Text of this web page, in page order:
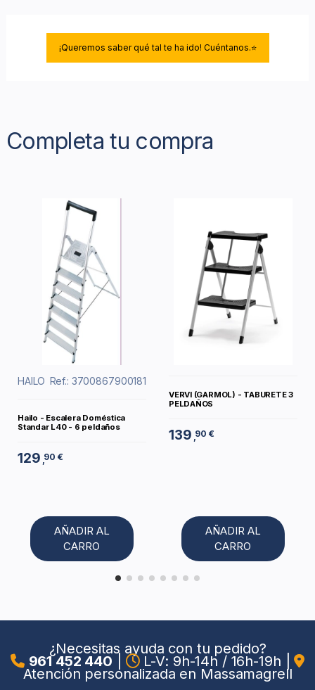
¡Queremos saber qué tal te ha ido! Cuéntanos.⭐
Completa tu compra
HAILO Ref.: 3700867900181
Hailo - Escalera Doméstica
Standar L40 - 6 peldaños
129 ,90 €
AÑADIR AL
CARRO
VERVI (GARMOL) - TABURETE 3
PELDAÑOS
139 ,90 €
AÑADIR AL
CARRO
¿Necesitas ayuda con tu pedido?
961 452 440 L-V: 9h-14h / 16h-19h
Atención personalizada en Massamagrell